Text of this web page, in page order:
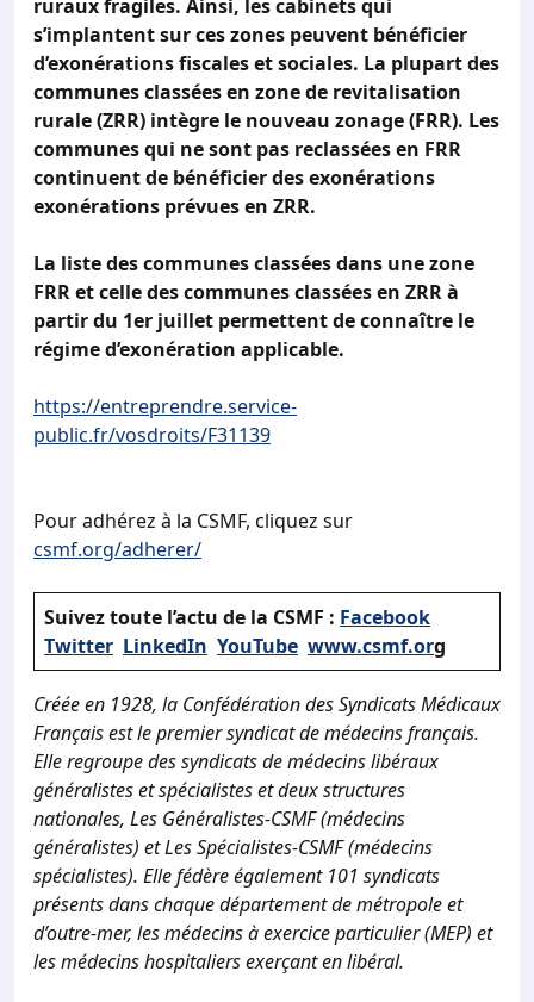
ruraux fragiles. Ainsi, les cabinets qui
s’implantent sur ces zones peuvent bénéficier
d’exonérations fiscales et sociales. La plupart des
communes classées en zone de revitalisation
rurale (ZRR) intègre le nouveau zonage (FRR). Les
communes qui ne sont pas reclassées en FRR
continuent de bénéficier des exonérations
exonérations prévues en ZRR.
La liste des communes classées dans une zone
FRR et celle des communes classées en ZRR à
partir du 1er juillet permettent de connaître le
régime d’exonération applicable.
https://entreprendre.service-
public.fr/vosdroits/F31139
Pour adhérez à la CSMF, cliquez sur
csmf.org/adherer/
Suivez toute l’actu de la CSMF : Facebook
Twitter LinkedIn YouTube www.csmf.org
Créée en 1928, la Confédération des Syndicats Médicaux
Français est le premier syndicat de médecins français.
Elle regroupe des syndicats de médecins libéraux
généralistes et spécialistes et deux structures
nationales, Les Généralistes-CSMF (médecins
généralistes) et Les Spécialistes-CSMF (médecins
spécialistes). Elle fédère également 101 syndicats
présents dans chaque département de métropole et
d’outre-mer, les médecins à exercice particulier (MEP) et
les médecins hospitaliers exerçant en libéral.